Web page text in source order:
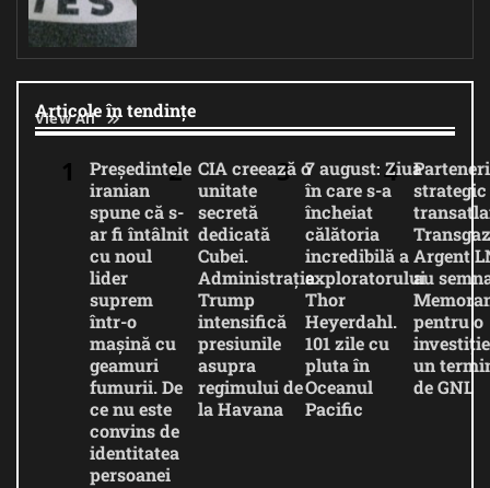
Articole în tendințe
View All
Președintele
iranian
spune că s-
ar fi întâlnit
cu noul
lider
suprem
într-o
mașină cu
geamuri
fumurii. De
ce nu este
convins de
identitatea
persoanei
CIA creează o
unitate
secretă
dedicată
Cubei.
Administrația
Trump
intensifică
presiunile
asupra
regimului de
la Havana
7 august: Ziua
în care s-a
încheiat
călătoria
incredibilă a
exploratorului
Thor
Heyerdahl.
101 zile cu
pluta în
Oceanul
Pacific
strategic
Argent
au
pentru o
un
de GNL